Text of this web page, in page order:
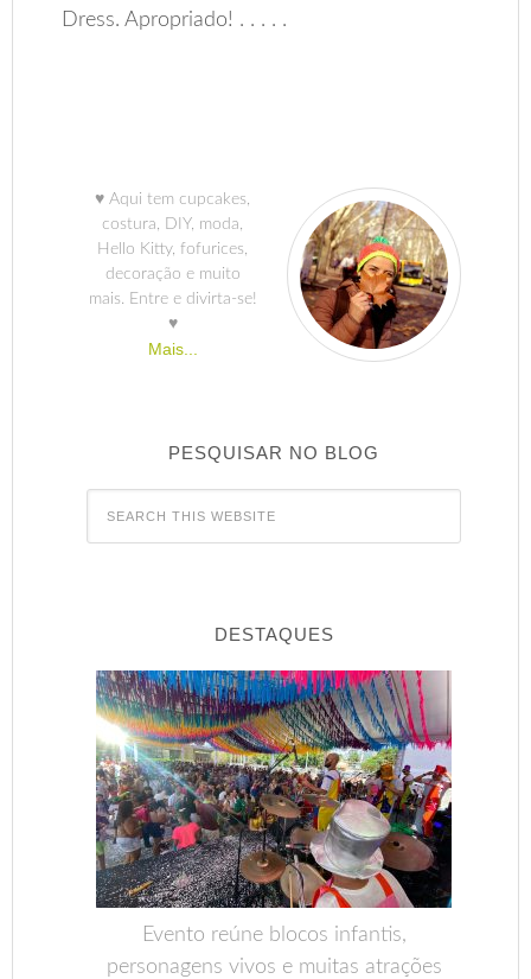
Dress. Apropriado! . . . . .
♥ Aqui tem cupcakes,
costura, DIY, moda,
Hello Kitty, fofurices,
decoração e muito
mais. Entre e divirta-se!
♥
Mais...
PESQUISAR NO BLOG
DESTAQUES
Evento reúne blocos infantis,
personagens vivos e muitas atrações